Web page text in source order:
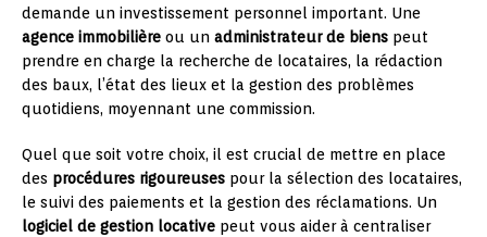
demande un investissement personnel important. Une
agence immobilière ou un administrateur de biens peut
prendre en charge la recherche de locataires, la rédaction
des baux, l’état des lieux et la gestion des problèmes
quotidiens, moyennant une commission.
Quel que soit votre choix, il est crucial de mettre en place
des procédures rigoureuses pour la sélection des locataires,
le suivi des paiements et la gestion des réclamations. Un
logiciel de gestion locative peut vous aider à centraliser